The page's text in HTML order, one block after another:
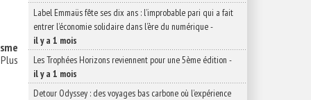
Label Emmaüs fête ses dix ans : l’improbable pari qui a fait
entrer l’économie solidaire dans l’ère du numérique-
il y a 1 mois
Les Trophées Horizons reviennent pour une 5ème édition -
il y a 1 mois
Detour Odyssey : des voyages bas carbone où l’expérience